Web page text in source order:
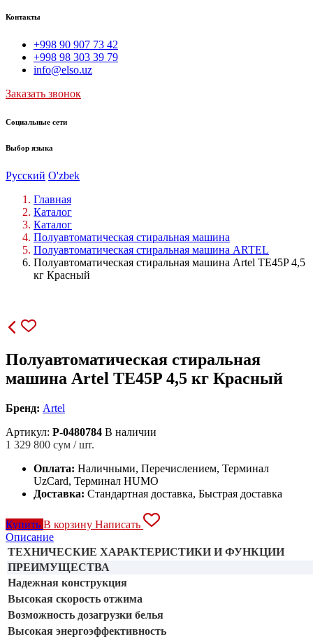
Контакты
+998 90 907 73 42
+998 98 303 39 79
info@elso.uz
Заказать звонок
Социальные сети
Выбор языка
Русский O'zbek
Главная
Каталог
Каталог
Полуавтоматическая стиральная машина
Полуавтоматическая стиральная машина ARTEL
Полуавтоматическая стиральная машина Artel TE45P 4,5
кг Красный
Полуавтоматическая стиральная
машина Artel TE45P 4,5 кг Красный
Бренд: Artel
Артикул: P-0480784 В наличии
1 329 800 сум / шт.
Оплата: Наличными, Перечислением, Терминал
UzCard, Терминал HUMO
Доставка: Стандартная доставка, Быстрая доставка
Купить В корзину Написать
Описание
ТЕХНИЧЕСКИЕ ХАРАКТЕРИСТИКИ И ФУНКЦИИ
ПРЕИМУЩЕСТВА
Надежная конструкция
Высокая скорость отжима
Возможность дозагрузки белья
Высокая энергоэффективность